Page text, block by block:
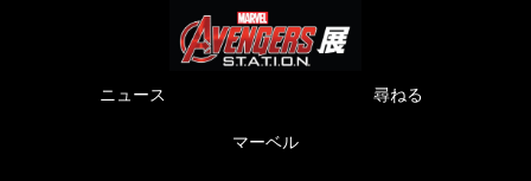
ニュース 尋ねる
マーベル